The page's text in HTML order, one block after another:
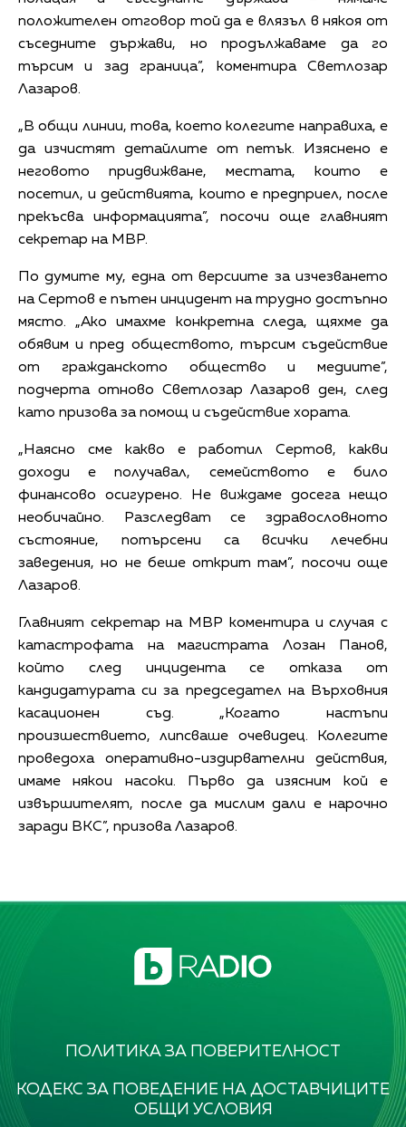
положителен отговор той да е влязъл в някоя от
съседните държави, но продължаваме да го
търсим и зад граница”, коментира Светлозар
Лазаров.
„В общи линии, това, което колегите направиха, е
да изчистят детайлите от петък. Изяснено е
неговото придвижване, местата, които е
посетил, и действията, които е предприел, после
прекъсва информацията”, посочи още главният
секретар на МВР.
По думите му, една от версиите за изчезването
на Сертов е пътен инцидент на трудно достъпно
място. „Ако имахме конкретна следа, щяхме да
обявим и пред обществото, търсим съдействие
от гражданското общество и медиите”,
подчерта отново Светлозар Лазаров ден, след
като призова за помощ и съдействие хората.
„Наясно сме какво е работил Сертов, какви
доходи е получавал, семейството е било
финансово осигурено. Не виждаме досега нещо
необичайно. Разследват се здравословното
състояние, потърсени са всички лечебни
заведения, но не беше открит там”, посочи още
Лазаров.
Главният секретар на МВР коментира и случая с
катастрофата на магистрата Лозан Панов,
който след инцидента се отказа от
кандидатурата си за председател на Върховния
касационен съд. „Когато настъпи
произшествието, липсваше очевидец. Колегите
проведоха оперативно-издирвателни действия,
имаме някои насоки. Първо да изясним кой е
извършителят, после да мислим дали е нарочно
заради ВКС”, призова Лазаров.
ПОЛИТИКА ЗА ПОВЕРИТЕЛНОСТ
КОДЕКС ЗА ПОВЕДЕНИЕ НА ДОСТАВЧИЦИТЕ
ОБЩИ УСЛОВИЯ